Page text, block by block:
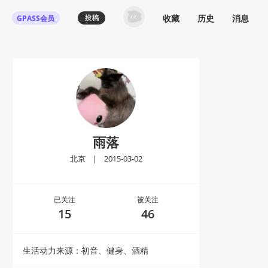
GPASS会员 收藏 历史 消息
雨落
北京 | 2015-03-02
已关注
15
被关注
46
生活动力来源：初音、健身、酒精